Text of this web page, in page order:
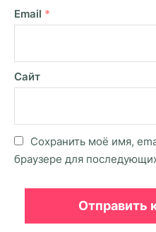
Email *
Сайт
Сохранить моё имя,
браузере для